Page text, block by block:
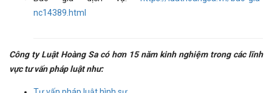
nc14389.html
Công ty Luật Hoàng Sa có hơn 15 năm kinh nghiệm trong các lĩnh
vực tư vấn pháp luật như: